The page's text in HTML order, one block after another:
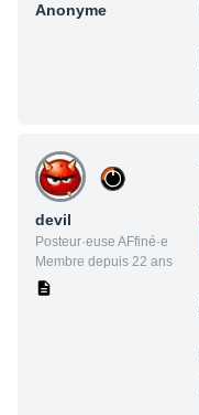
Anonyme
devil
Posteur·euse AFfiné·e
Membre depuis 22 ans